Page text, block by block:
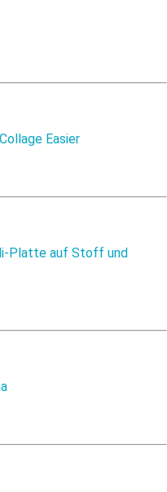
Easier
Platte auf Stoff und